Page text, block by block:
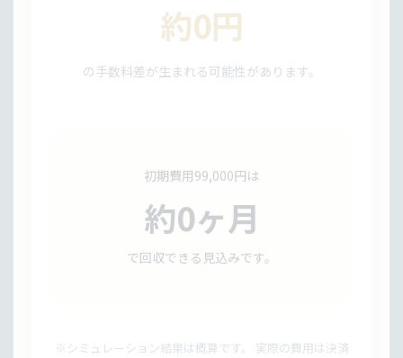
約0円
の手数料差が生まれる可能性があります。
初期費用99,000円は
約0ヶ月
で回収できる見込みです。
※シミュレーション結果は概算です。 実際の費用は決済